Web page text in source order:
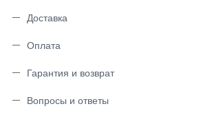
Доставка
Оплата
Гарантия и возврат
Вопросы и ответы